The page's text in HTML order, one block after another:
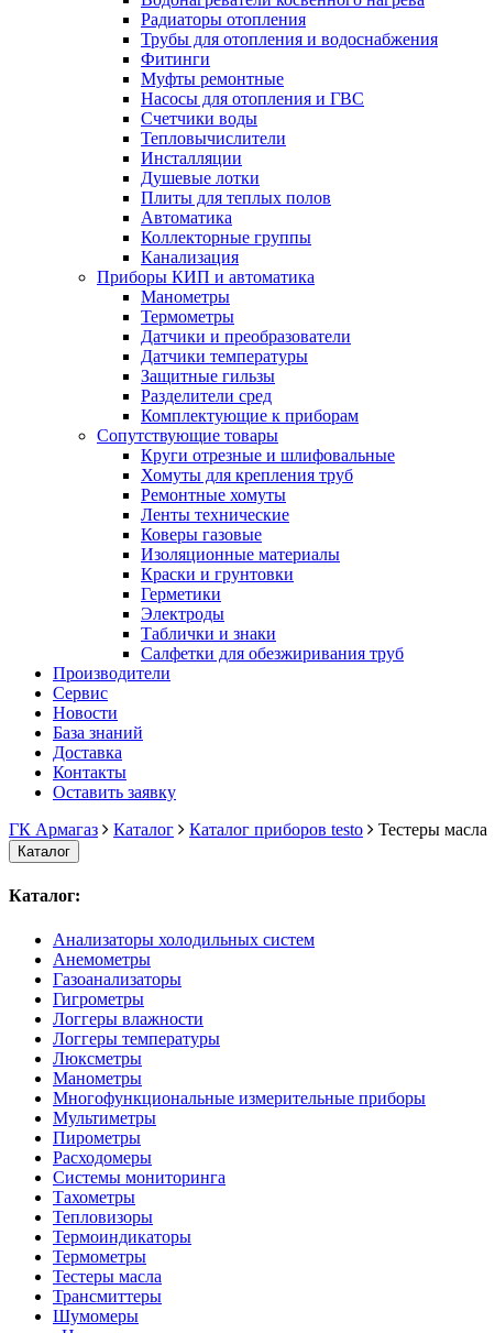
Радиаторы отопления
Трубы для отопления и водоснабжения
Фитинги
Муфты ремонтные
Насосы для отопления и ГВС
Счетчики воды
Тепловычислители
Инсталляции
Душевые лотки
Плиты для теплых полов
Автоматика
Коллекторные группы
Канализация
Приборы КИП и автоматика
Манометры
Термометры
Датчики и преобразователи
Датчики температуры
Защитные гильзы
Разделители сред
Комплектующие к приборам
Сопутствующие товары
Круги отрезные и шлифовальные
Хомуты для крепления труб
Ремонтные хомуты
Ленты технические
Коверы газовые
Изоляционные материалы
Краски и грунтовки
Герметики
Электроды
Таблички и знаки
Салфетки для обезжиривания труб
Производители
Сервис
Новости
База знаний
Доставка
Контакты
Оставить заявку
ГК Армагаз
Каталог Каталог приборов testo Тестеры масла
Каталог
Каталог:
Анализаторы холодильных систем
Анемометры
Газоанализаторы
Гигрометры
Логгеры влажности
Логгеры температуры
Люксметры
Манометры
Многофункциональные измерительные приборы
Мультиметры
Пирометры
Расходомеры
Системы мониторинга
Тахометры
Тепловизоры
Термоиндикаторы
Термометры
Тестеры масла
Трансмиттеры
Шумомеры